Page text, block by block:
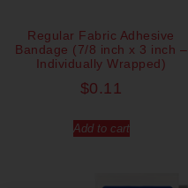
Regular Fabric Adhesive
Bandage (7/8 inch x 3 inch –
Individually Wrapped)
$0.11
Add to cart